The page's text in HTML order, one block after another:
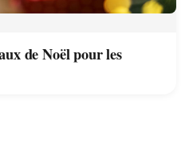
de Noël pour les